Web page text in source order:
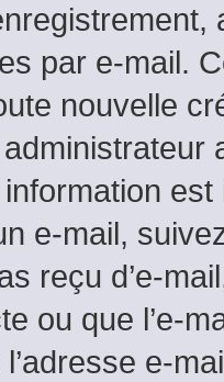
par e-mail.
nouvelle
e-mail,
reçu d’e-
ou que l’e-
e-